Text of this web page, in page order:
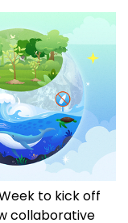
to kick off
collaborative